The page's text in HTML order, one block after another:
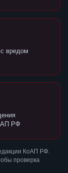
вредом
РФ
КоАП РФ.
проверка